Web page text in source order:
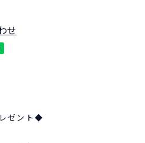
せ
ゼント◆